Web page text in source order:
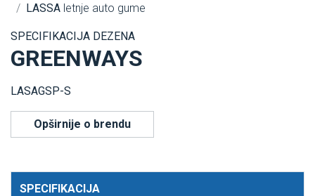
LASSA letnje auto gume
SPECIFIKACIJA DEZENA
GREENWAYS
LASAGSP-S
Opširnije o brendu
SPECIFIKACIJA